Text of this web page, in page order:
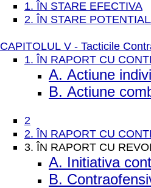
1. ÎN STARE EFECTIVA
2. ÎN STARE
CAPITOLUL V - Tacticile
1. ÎN RAPORT CU
A. Actiune
B. Actiune
2
2. ÎN RAPORT CU
3. ÎN RAPORT CU
A. Initiativa
B.